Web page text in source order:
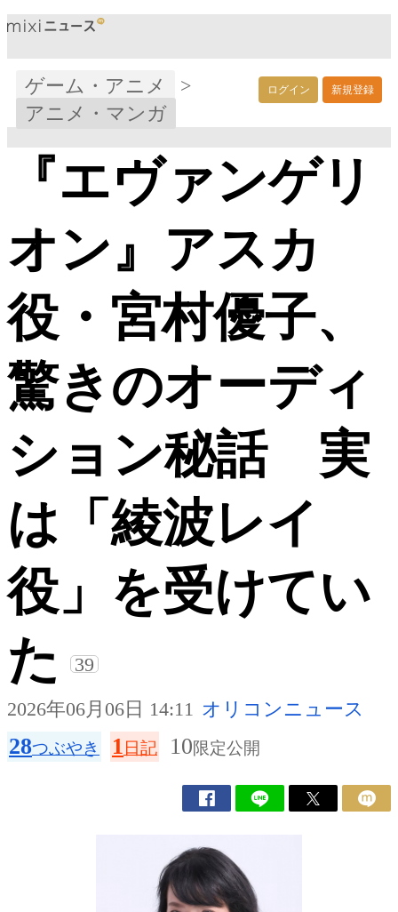
ログイン 新規登録
ゲーム・アニメ
>
アニメ・マンガ
『エヴァンゲリ
オン』アスカ
役・宮村優子、
驚きのオーディ
ション秘話 実
は「綾波レイ
役」を受けてい
た
39
2026年06月06日 14:11 オリコンニュース
28つぶやき 1 日記 10限定公開